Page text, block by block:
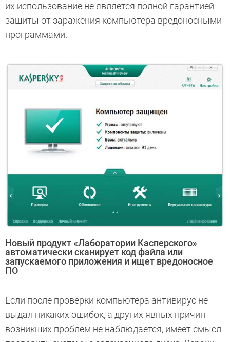
их использование не является полной гарантией
защиты от заражения компьютера вредоносными
программами.
Новый продукт «Лаборатории Касперского»
автоматически сканирует код файла или
запускаемого приложения и ищет вредоносное
ПО
Если после проверки компьютера антивирус не
выдал никаких ошибок, а других явных причин
возникших проблем не наблюдается, имеет смысл